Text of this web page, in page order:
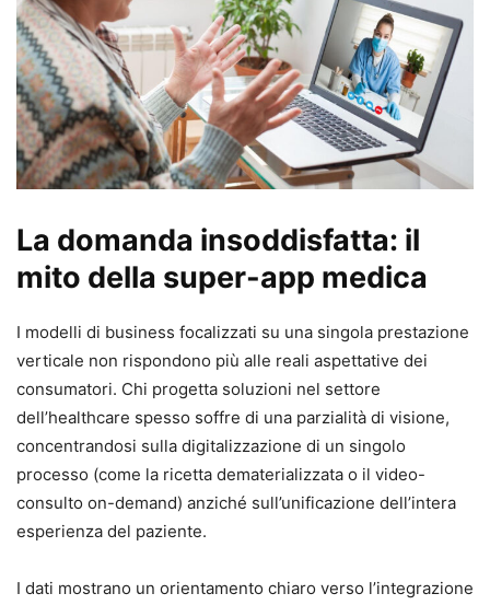
La domanda insoddisfatta: il
mito della super-app medica
I modelli di business focalizzati su una singola prestazione
verticale non rispondono più alle reali aspettative dei
consumatori. Chi progetta soluzioni nel settore
dell’healthcare spesso soffre di una parzialità di visione,
concentrandosi sulla digitalizzazione di un singolo
processo (come la ricetta dematerializzata o il video-
consulto on-demand) anziché sull’unificazione dell’intera
esperienza del paziente.
I dati mostrano un orientamento chiaro verso l’integrazione